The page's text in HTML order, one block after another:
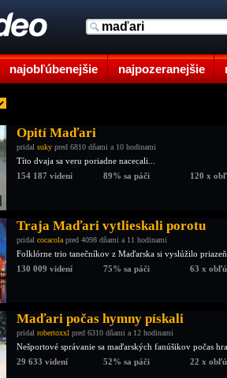
najobľúbenejšie najpozeranejšie
Opití Maďari
pridal suky pred 6810 dňami a 10 hodinami
Títo dvaja sa veru poriadne nacecali...
154 187 videní
89% sa páči 120 x
Traja Maďari vytlieskali porotu
pridal cocacola pred 4098 dňami a 11 hodinami
Folklórne trio tanečníkov z Maďarska si vyslúžilo
130 009 videní
75% sa páči 63 x
Maďari počas hymny pískali
pridal robertoxxl pred 6310 dňami a 12 hodinami
Nešportové správanie sa maďarských fanúšikov počas
29 633 videní
52% sa páči 22 x